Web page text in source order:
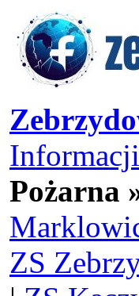
Informacji
Pożarna
ZS